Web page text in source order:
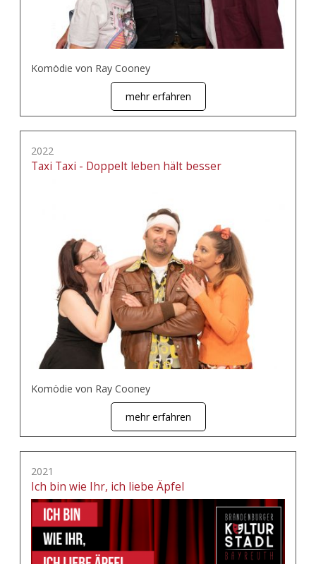
Komödie von Ray Cooney
mehr erfahren
2022
Taxi Taxi - Doppelt leben hält besser
Komödie von Ray Cooney
mehr erfahren
2021
Ich bin wie Ihr, ich liebe Äpfel